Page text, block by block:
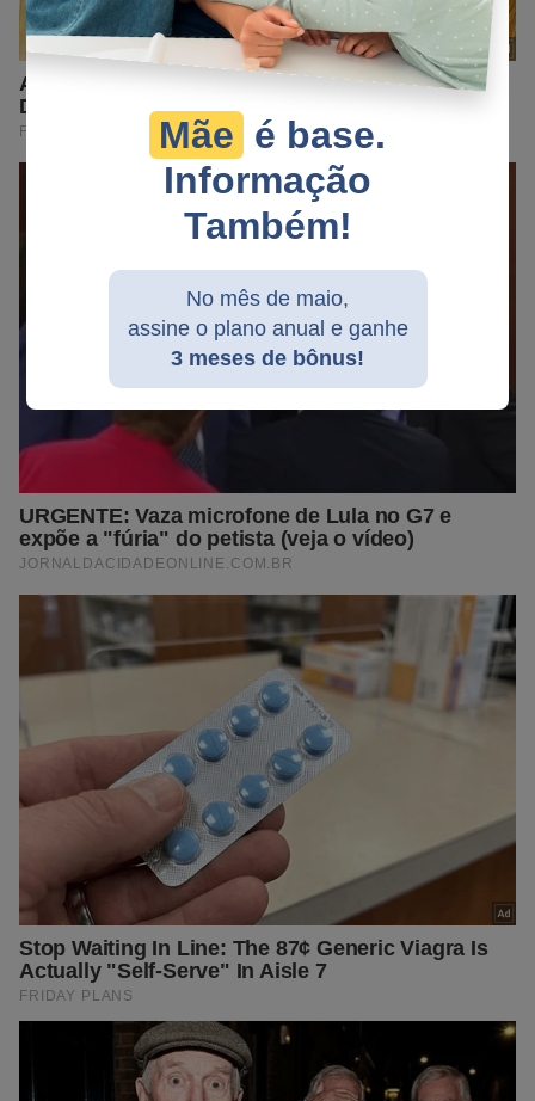
Mãe é base.
Informação
Também!
No mês de maio,
assine o plano anual e ganhe
3 meses de bônus!